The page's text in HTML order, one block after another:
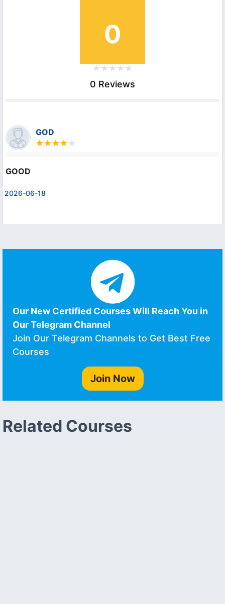
0
0 Reviews
GOD
GOOD
2026-06-18
Our New Certified Courses Will Reach You in
Our Telegram Channel
Join Our Telegram Channels to Get Best Free
Courses
Join Now
Related Courses